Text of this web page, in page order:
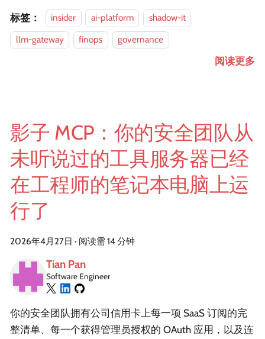
标签： insider ai-platform
shadow-it
llm-gateway
finops governance
阅读更多
影子 MCP：你的安全团队从
未听说过的工具服务器已经
在工程师的笔记本电脑上运
行了
2026年4月27日 · 阅读需 14 分钟
Tian Pan
Software Engineer
你的安全团队拥有公司信用卡上每一项 SaaS 订阅的完
整清单、每一个获得管理员授权的 OAuth 应用，以及连